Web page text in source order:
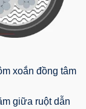
xoắn đồng tâm
giữa ruột dẫn